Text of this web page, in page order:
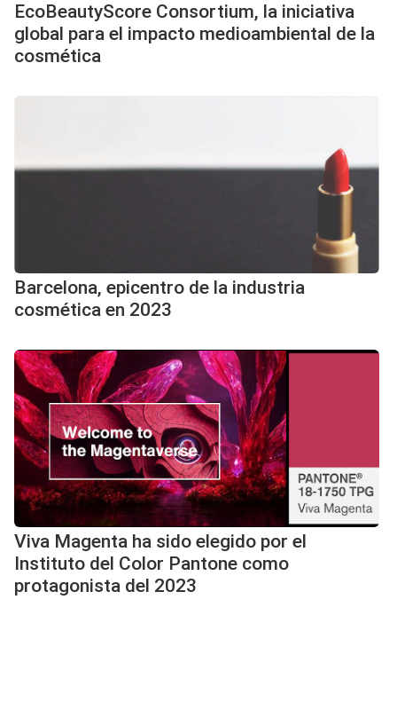
EcoBeautyScore Consortium, la iniciativa
global para el impacto medioambiental de la
cosmética
Barcelona, epicentro de la industria
cosmética en 2023
Viva Magenta ha sido elegido por el
Instituto del Color Pantone como
protagonista del 2023